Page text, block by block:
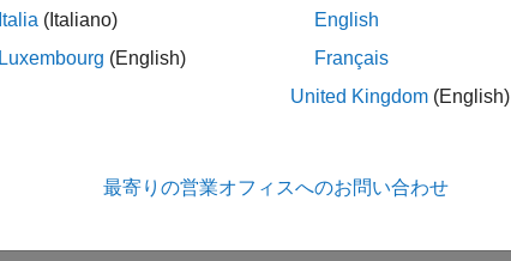
Italia (Italiano)
Luxembourg (English)
English
Français
United Kingdom (English)
最寄りの営業オフィスへのお問い合わせ